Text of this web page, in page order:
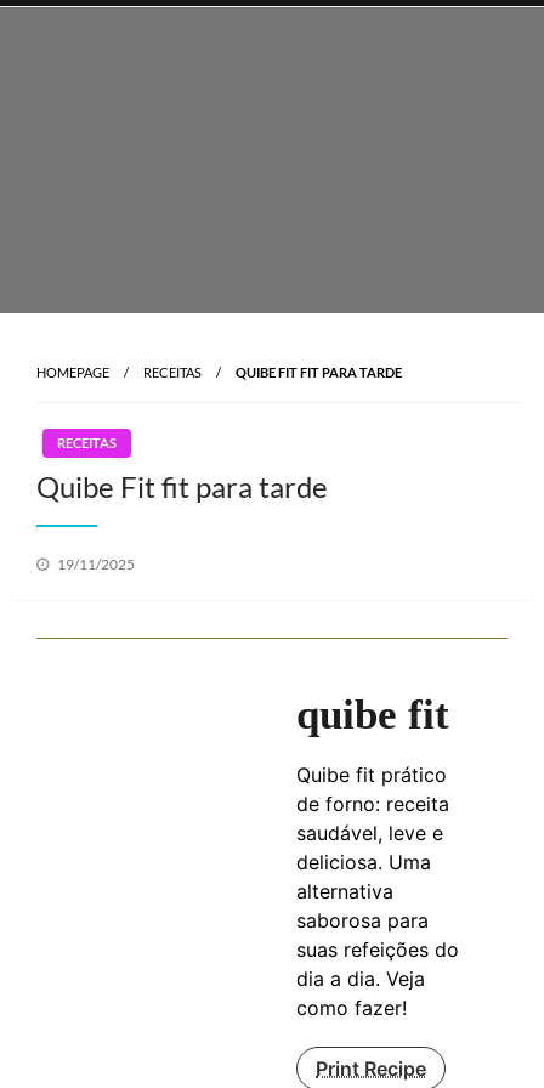
Skip
HOMEPAGE RECEITAS QUIBE FIT FIT PARA TARDE
RECEITAS
Quibe Fit fit para tarde
Posted
19/11/2025
quibe fit
Quibe fit prático
de forno: receita
saudável, leve e
deliciosa. Uma
alternativa
saborosa para
suas refeições do
dia a dia. Veja
como fazer!
Print Recipe